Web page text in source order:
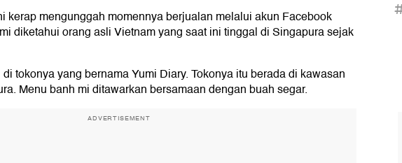
kerap mengunggah momennya berjualan melalui akun Facebook
diketahui orang asli Vietnam yang saat ini tinggal di Singapura sejak
tokonya yang bernama Yumi Diary. Tokonya itu berada di kawasan
Menu banh mi ditawarkan bersamaan dengan buah segar.
ADVERTISEMENT